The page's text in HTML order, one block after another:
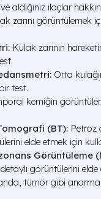
ve aldığınız ilaçlar
zarını görüntülemek
Kulak zarının
Orta
test.
kemiğin
(BT): Petroz
elde etmek için
Görüntüleme
görüntülerini elde
tümör gibi